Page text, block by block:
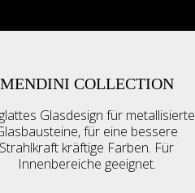
MENDINI COLLECTION
Glasdesign für metallisierte
für eine bessere
Strahlkraft kräftige Farben. Für
Innenbereiche geeignet.